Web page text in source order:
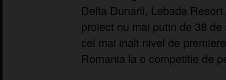
Delta Dunarii, Lebada
proiect nu mai putin de 38
cel mai inalt nivel de
Romania la o competitie de